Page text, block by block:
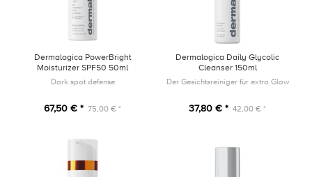
Dermalogica PowerBright
Moisturizer SPF50 50ml
Dark spot defense
67,50 € * 75,00 € *
Dermalogica Daily Glycolic
Cleanser 150ml
Der Gesichtsreiniger für extra Glow
37,80 € * 42,00 € *